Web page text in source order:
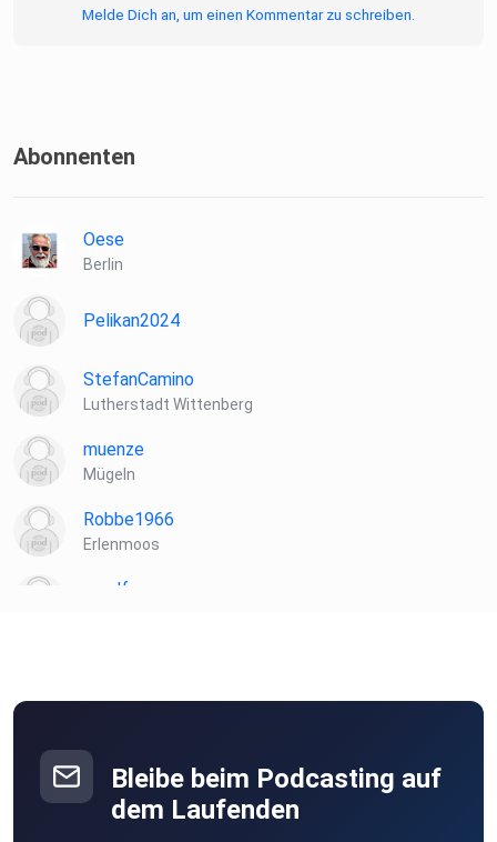
Melde Dich an, um einen Kommentar zu schreiben.
Abonnenten
Oese
Berlin
Pelikan2024
StefanCamino
Lutherstadt Wittenberg
muenze
Mügeln
Robbe1966
Erlenmoos
muelf
Hamburg
Wacka
Weissach
Bleibe beim Podcasting auf
dem Laufenden